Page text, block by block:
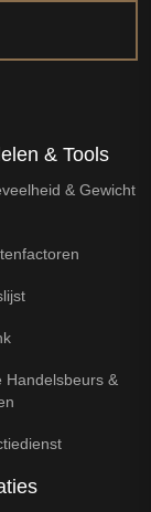
& Tools
& Gewicht
Handelsbeurs &